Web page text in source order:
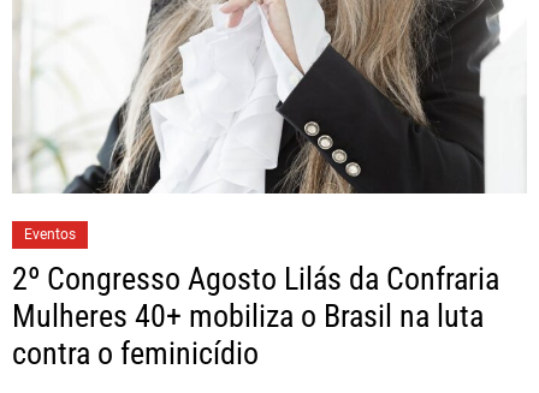
Eventos
2º Congresso Agosto Lilás da Confraria
Mulheres 40+ mobiliza o Brasil na luta
contra o feminicídio